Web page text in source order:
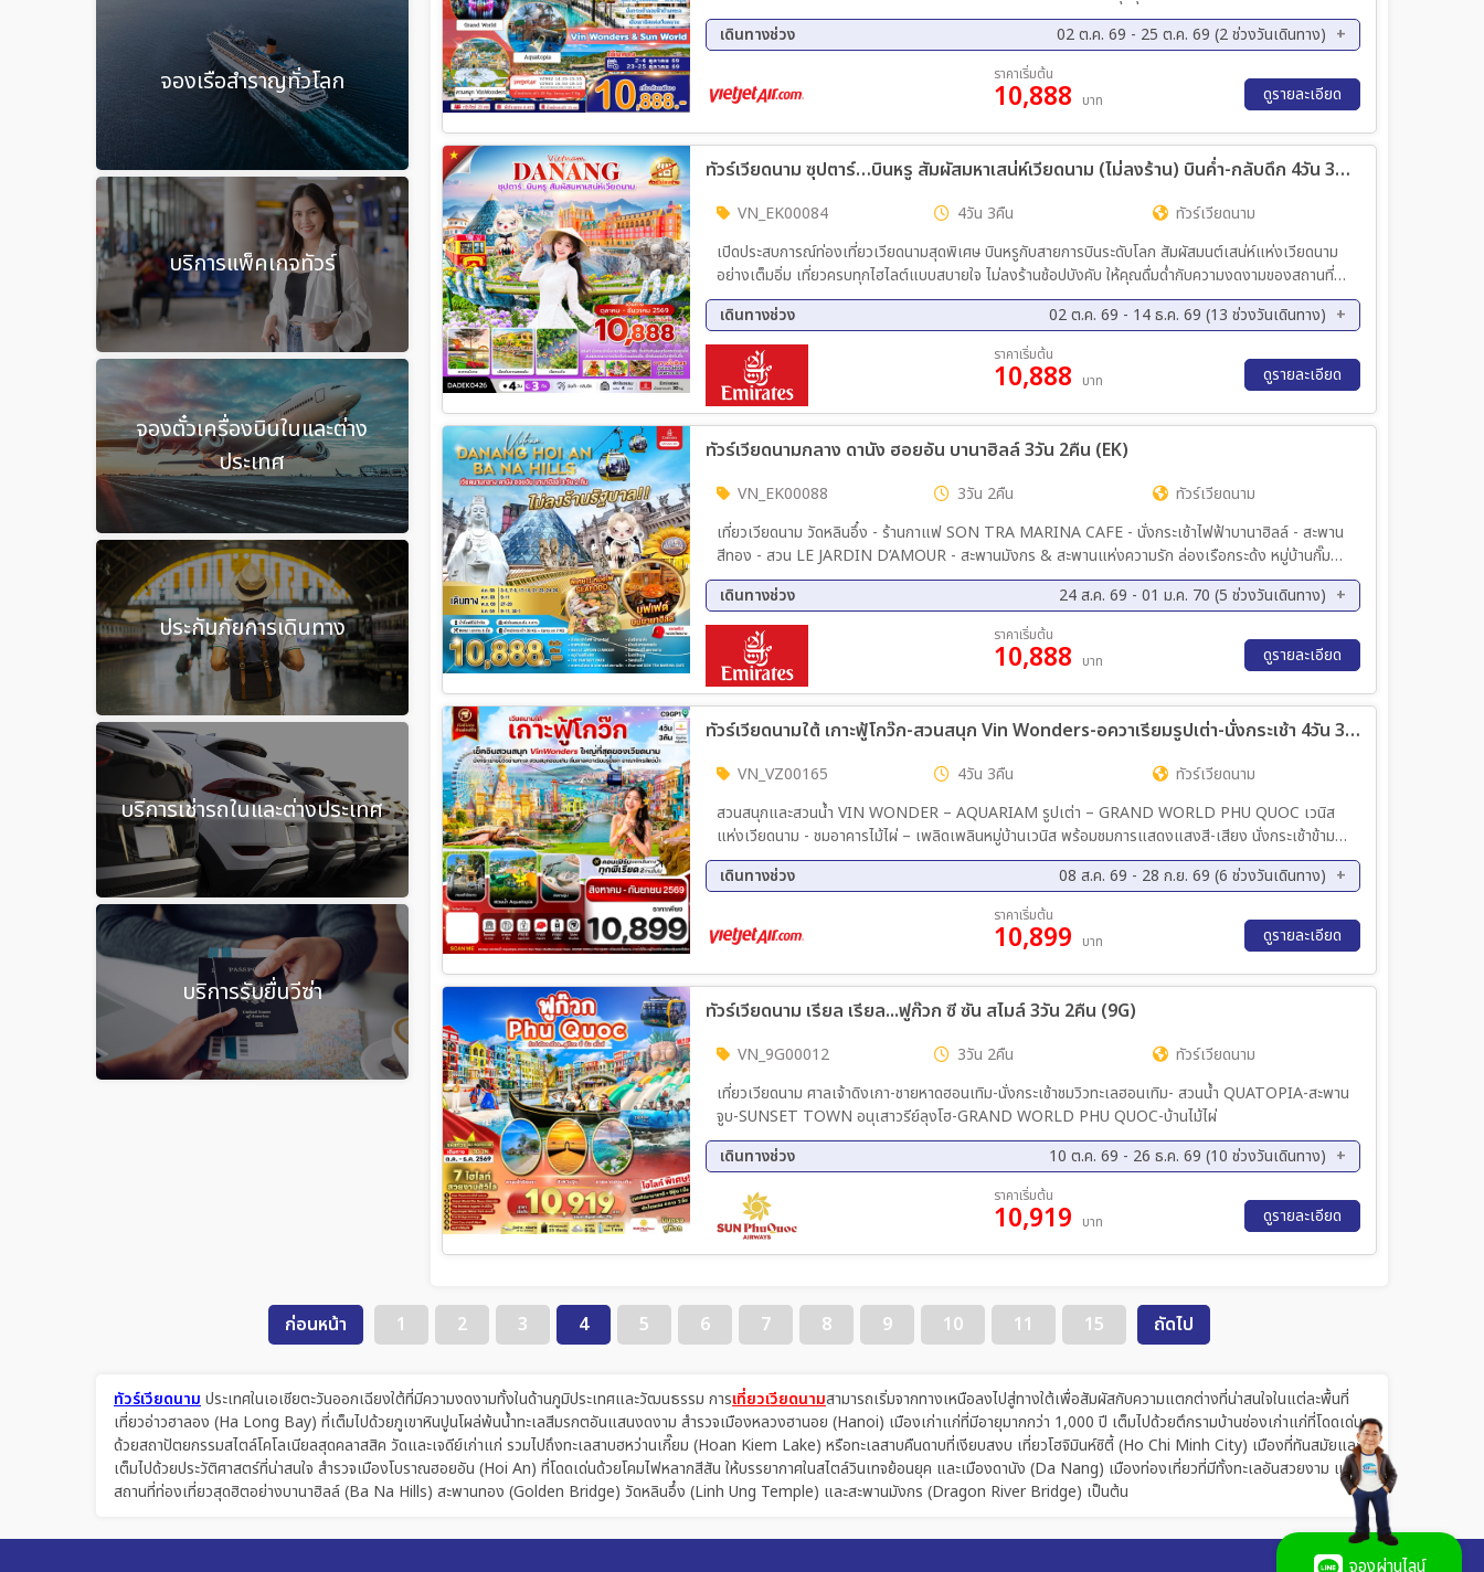
จองเรือสำราญทั่วโลก
บริการแพ็คเกจทัวร์
จองตั๋วเครื่องบินในและต่าง
ประเทศ
ประกันภัยการเดินทาง
บริการเช่ารถในและต่างประเทศ
บริการรับยื่นวีซ่า
พระอาทิตย์ตกที่สวยที่สุดแห่งหนึ่งของเวียดนาม ????
เดินทางช่วง
02 ต.ค. 69 - 25 ต.ค. 69 (2 ช่วงวันเดินทาง)
23 ต.ค. 69 - 25 ต.ค. 69
ราคาเริ่มต้น
10,888 บาท ดูรายละเอียด
ทัวร์เวียดนาม ซุปตาร์…บินหรู สัมผัสมหาเสน่ห์เวียดนาม (ไม่ลงร้าน) บินค่ำ-กลับดึก 4วัน 3คืน (EK)
VN_EK00084 4วัน 3คืน
ทัวร์เวียดนาม
เปิดประสบการณ์ท่องเที่ยวเวียดนามสุดพิเศษ บินหรูกับสายการบินระดับโลก สัมผัสมนต์เสน่ห์แห่งเวียดนาม
อย่างเต็มอิ่ม เที่ยวครบทุกไฮไลต์แบบสบายใจ ไม่ลงร้านช้อปบังคับ ให้คุณดื่มด่ำกับความงดงามของสถานที่
ท่องเที่ยว วัฒนธรรม และบรรยากาศท้องถิ่นได้อย่างเต็มที่ พร้อมไฟลท์บินค่ำ–กลับดึก เที่ยวได้คุ้มทุกช่วง
เวลา เก็บทุกความประทับใจแบบจุใจตลอด 4 วัน 3 คืน
เดินทางช่วง
02 ต.ค. 69 - 14 ธ.ค. 69 (13 ช่วงวันเดินทาง)
02 ต.ค. 69 - 05 ต.ค. 69
09 ต.ค. 69 - 12 ต.ค. 69
16 ต.ค. 69 - 19 ต.ค. 69
23 ต.ค. 69 - 26 ต.ค. 69
30 ต.ค. 69 - 02 พ.ย. 69
06 พ.ย. 69 - 09 พ.ย. 69
27 พ.ย. 69 - 30 พ.ย. 69
04 ธ.ค. 69 - 07 ธ.ค. 69
06 ธ.ค. 69 - 09 ธ.ค. 69
11 ธ.ค. 69 - 14 ธ.ค. 69
ราคาเริ่มต้น
10,888 บาท ดูรายละเอียด
ทัวร์เวียดนามกลาง ดานัง ฮอยอัน บานาฮิลล์ 3วัน 2คืน (EK)
VN_EK00088 3วัน 2คืน
ทัวร์เวียดนาม
เที่ยวเวียดนาม วัดหลินอึ๋ง - ร้านกาแฟ SON TRA MARINA CAFE - นั่งกระเช้าไฟฟ้าบานาฮิลล์ - สะพาน
สีทอง - สวน LE JARDIN D’AMOUR - สะพานมังกร & สะพานแห่งความรัก ล่องเรือกระด้ง หมู่บ้านกั๊ม
ทาน - เมืองโบราณฮอยอัน - โบสถ์สีชมพู - อิสระช้อปปิ้งตลาดฮาน
เดินทางช่วง
24 ส.ค. 69 - 01 ม.ค. 70 (5 ช่วงวันเดินทาง)
24 ส.ค. 69 - 26 ส.ค. 69
09 ต.ค. 69 - 11 ต.ค. 69
09 ธ.ค. 69 - 11 ธ.ค. 69
30 ธ.ค. 69 - 01 ม.ค. 70
ราคาเริ่มต้น
10,888 บาท ดูรายละเอียด
ทัวร์เวียดนามใต้ เกาะฟู้โกว๊ก-สวนสนุก Vin Wonders-อควาเรียมรูปเต่า-นั่งกระเช้า 4วัน 3คืน (VZ)
VN_VZ00165 4วัน 3คืน
ทัวร์เวียดนาม
สวนสนุกและสวนน้ำ VIN WONDER – AQUARIAM รูปเต่า – GRAND WORLD PHU QUOC เวนิส
แห่งเวียดนาม - ชมอาคารไม้ไผ่ – เพลิดเพลินหมู่บ้านเวนิส พร้อมชมการแสดงแสงสี-เสียง นั่งกระเช้าข้าม
ทะเล ฮอนเทิม (Hon Thom) -สวนสนุก และสวนน้ำ Aquatopia - ชายหาด Hon Thom - "สะพานจูบ"
แลนด์มาร์คของเกาะฟู้โกว๊ก - ตลาดกลางคืน Vui Fest Bazaar
เดินทางช่วง
08 ส.ค. 69 - 28 ก.ย. 69 (6 ช่วงวันเดินทาง)
13 ส.ค. 69 - 16 ส.ค. 69
11 ก.ย. 69 - 14 ก.ย. 69
18 ก.ย. 69 - 21 ก.ย. 69 25 ก.ย. 69 - 28 ก.ย. 69
ราคาเริ่มต้น
10,899 บาท ดูรายละเอียด
ทัวร์เวียดนาม เรียล เรียล...ฟูก๊วก ซี ซัน สไมล์ 3วัน 2คืน (9G)
VN_9G00012 3วัน 2คืน
ทัวร์เวียดนาม
เที่ยวเวียดนาม ศาลเจ้าดิงเกา-ชายหาดฮอนเทิม-นั่งกระเช้าชมวิวทะเลฮอนเทิม- สวนน้ำ QUATOPIA-สะพาน
จูบ-SUNSET TOWN อนุเสาวรีย์ลุงโฮ-GRAND WORLD PHU QUOC-บ้านไม้ไผ่
เดินทางช่วง
10 ต.ค. 69 - 26 ธ.ค. 69 (10 ช่วงวันเดินทาง)
10 ต.ค. 69 - 12 ต.ค. 69
16 ต.ค. 69 - 18 ต.ค. 69
13 พ.ย. 69 - 15 พ.ย. 69
20 พ.ย. 69 - 22 พ.ย. 69
27 พ.ย. 69 - 29 พ.ย. 69
12 ธ.ค. 69 - 06 ธ.ค. 69
ราคาเริ่มต้น
10,919 บาท ดูรายละเอียด
ก่อนหน้า 1 2 3 4 5 6 7 8 9 10 11 15 ถัดไป
ทัวร์เวียดนาม ประเทศในเอเชียตะวันออกเฉียงใต้ที่มีความงดงามทั้งในด้านภูมิประเทศและวัฒนธรรม การเที่ยวเวียดนามสามารถเริ่มจากทางเหนือลงไปสู่ทางใต้เพื่อสัมผัสกับความแตกต่างที่น่าสนใจในแต่ละพื้นที่
เที่ยวอ่าวฮาลอง (Ha Long Bay) ที่เต็มไปด้วยภูเขาหินปูนโผล่พ้นน้ำทะเลสีมรกตอันแสนงดงาม สำรวจเมืองหลวงฮานอย (Hanoi) เมืองเก่าแก่ที่มีอายุมากกว่า 1,000 ปี เต็มไปด้วยตึกรามบ้านช่องเก่าแก่ที่โดดเด่น
ด้วยสถาปัตยกรรมสไตล์โคโลเนียลสุดคลาสสิค วัดและเจดีย์เก่าแก่ รวมไปถึงทะเลสาบฮหว่านเกี๊ยม (Hoan Kiem Lake) หรือทะเลสาบคืนดาบที่เงียบสงบ เที่ยวโฮจิมินห์ซิตี้ (Ho Chi Minh City) เมืองที่ทันสมัยและ
เต็มไปด้วยประวัติศาสตร์ที่น่าสนใจ สำรวจเมืองโบราณฮอยอัน (Hoi An) ที่โดดเด่นด้วยโคมไฟหลากสีสัน ให้บรรยากาศในสไตล์วินเทจย้อนยุค และเมืองดานัง (Da Nang) เมืองท่องเที่ยวที่มีทั้งทะเลอันสวยงาม และ
สถานที่ท่องเที่ยวสุดฮิตอย่างบานาฮิลล์ (Ba Na Hills) สะพานทอง (Golden Bridge) วัดหลินอึ๋ง (Linh Ung Temple) และสะพานมังกร (Dragon River Bridge) เป็นต้น